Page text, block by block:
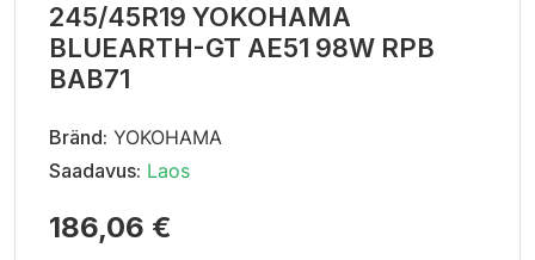
245/45R19 YOKOHAMA
BLUEARTH-GT AE51 98W RPB
BAB71
Bränd: YOKOHAMA
Saadavus: Laos
186,06 €